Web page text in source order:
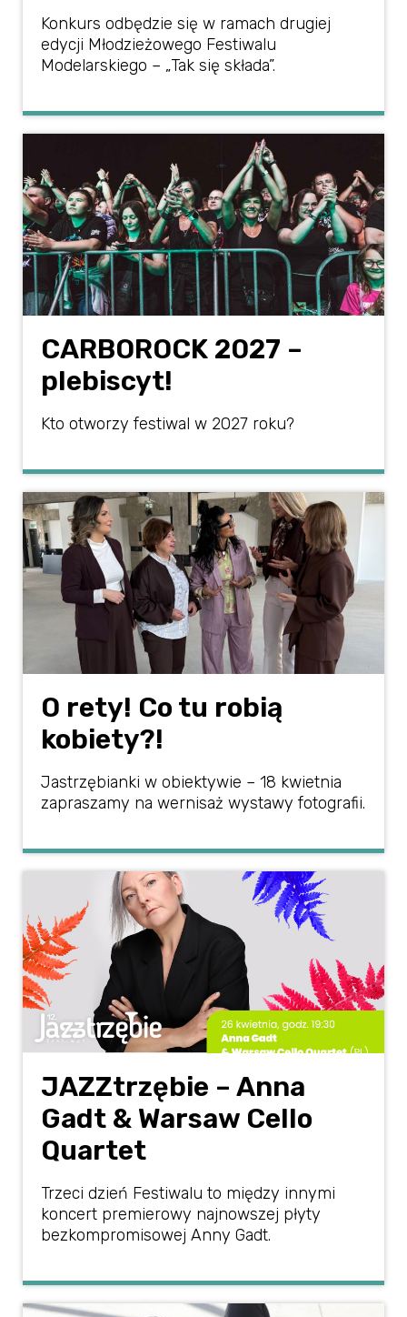
Konkurs odbędzie się w ramach drugiej
edycji Młodzieżowego Festiwalu
Modelarskiego – „Tak się składa”.
CARBOROCK 2027 –
plebiscyt!
Kto otworzy festiwal w 2027 roku?
O rety! Co tu robią
kobiety?!
Jastrzębianki w obiektywie – 18 kwietnia
zapraszamy na wernisaż wystawy fotografii.
JAZZtrzębie – Anna
Gadt & Warsaw Cello
Quartet
Trzeci dzień Festiwalu to między innymi
koncert premierowy najnowszej płyty
bezkompromisowej Anny Gadt.